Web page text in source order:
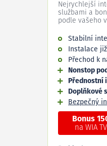
Nejrychlejší
službami a
podle vašeho
Stabilní
Instalace
Přechod k
Nonstop
Přednostní
Doplňkové
Bezpečný
Bonus
na WIA